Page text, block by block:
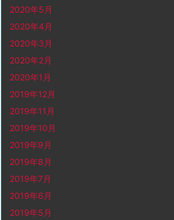
2020年5月
2020年4月
2020年3月
2020年2月
2020年1月
2019年12月
2019年11月
2019年10月
2019年9月
2019年8月
2019年7月
2019年6月
2019年5月